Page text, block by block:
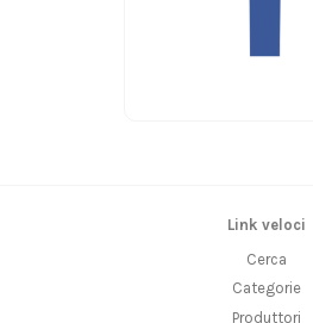
Link veloci
Cerca
Categorie
Produttori